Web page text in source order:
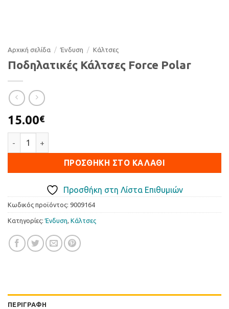
Αρχική σελίδα / Ένδυση / Κάλτσες
Ποδηλατικές Κάλτσες Force Polar
15.00€
ΠΡΟΣΘΉΚΗ ΣΤΟ ΚΑΛΆΘΙ
Προσθήκη στη Λίστα Επιθυμιών
Κωδικός προϊόντος: 9009164
Κατηγορίες:Ένδυση, Κάλτσες
ΠΕΡΙΓΡΑΦΉ